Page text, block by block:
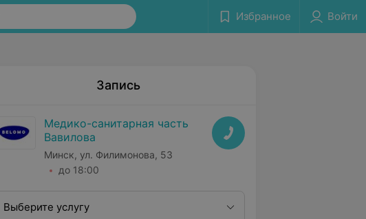
Избранное Войти
Запись
Медико-санитарная часть
Вавилова
Минск, ул. Филимонова, 53
до 18:00
Выберите услугу